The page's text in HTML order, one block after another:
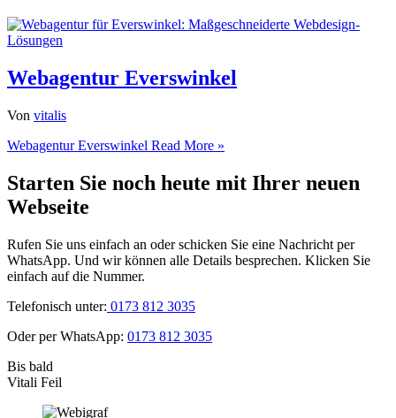
Webagentur Everswinkel
Von vitalis
Webagentur Everswinkel Read More »
Starten Sie noch heute mit Ihrer neuen
Webseite
Rufen Sie uns einfach an oder schicken Sie eine Nachricht per
WhatsApp. Und wir können alle Details besprechen. Klicken Sie
einfach auf die Nummer.
Telefonisch unter: 0173 812 3035
Oder per WhatsApp: 0173 812 3035
Bis bald
Vitali Feil